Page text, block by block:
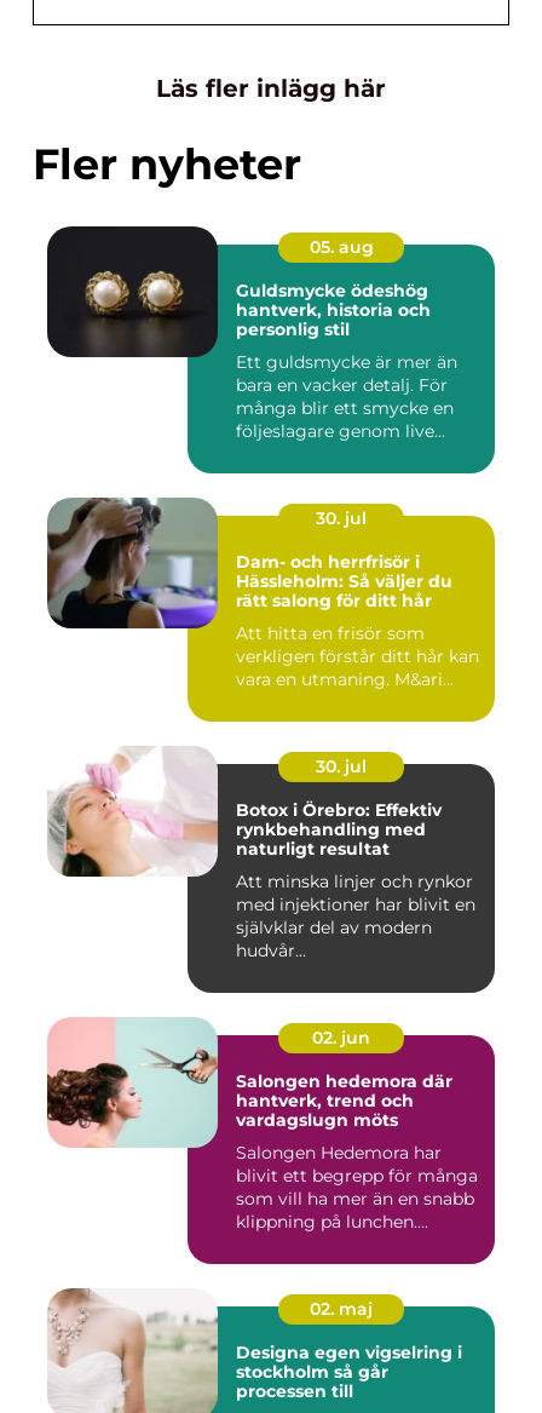
Läs fler inlägg här
Fler nyheter
05. aug
Guldsmycke ödeshög
hantverk, historia och
personlig stil
Ett guldsmycke är mer än
bara en vacker detalj. För
många blir ett smycke en
följeslagare genom live...
30. jul
Dam- och herrfrisör i
Hässleholm: Så väljer du
rätt salong för ditt hår
Att hitta en frisör som
verkligen förstår ditt hår kan
vara en utmaning. M&ari...
30. jul
Botox i Örebro: Effektiv
rynkbehandling med
naturligt resultat
Att minska linjer och rynkor
med injektioner har blivit en
självklar del av modern
hudvår...
02. jun
Salongen hedemora där
hantverk, trend och
vardagslugn möts
Salongen Hedemora har
blivit ett begrepp för många
som vill ha mer än en snabb
klippning på lunchen....
02. maj
Designa egen vigselring i
stockholm så går
processen till